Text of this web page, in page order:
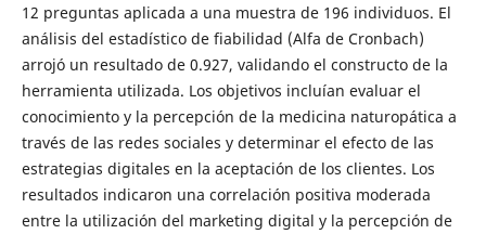
12 preguntas aplicada a una muestra de 196 individuos. El
análisis del estadístico de fiabilidad (Alfa de Cronbach)
arrojó un resultado de 0.927, validando el constructo de la
herramienta utilizada. Los objetivos incluían evaluar el
conocimiento y la percepción de la medicina naturopática a
través de las redes sociales y determinar el efecto de las
estrategias digitales en la aceptación de los clientes. Los
resultados indicaron una correlación positiva moderada
entre la utilización del marketing digital y la percepción de